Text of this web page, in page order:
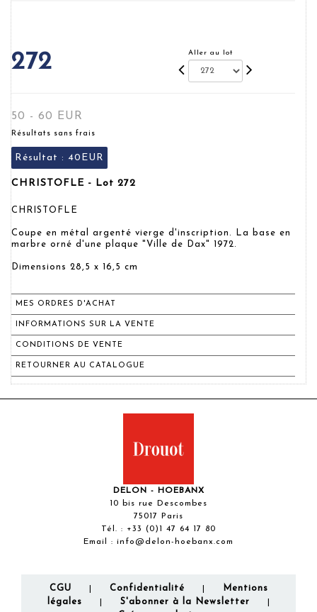
272 Aller au lot
50 - 60 EUR
Résultats sans frais
Résultat : 40EUR
CHRISTOFLE - Lot 272
CHRISTOFLE
Coupe en métal argenté vierge d'inscription. La base en
marbre orné d'une plaque "Ville de Dax" 1972.
Dimensions 28,5 x 16,5 cm
MES ORDRES D'ACHAT
INFORMATIONS SUR LA VENTE
CONDITIONS DE VENTE
RETOURNER AU CATALOGUE
DELON - HOEBANX
10 bis rue Descombes
75017 Paris
Tél. : +33 (0)1 47 64 17 80
Email : info@delon-hoebanx.com
CGU Confidentialité
Mentions
légales
S'abonner à la Newsletter